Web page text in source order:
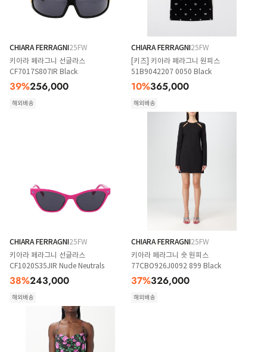
CHIARA FERRAGNI25FW
키아라 페라그니 선글라스
CF7017S807IR Black
39%256,000
해외배송
CHIARA FERRAGNI25FW
[키즈] 키아라 페라그니 원피스
51B9042207 0050 Black
10%365,000
해외배송
CHIARA FERRAGNI25FW
키아라 페라그니 선글라스
CF1020S35JIR Nude Neutrals
38%243,000
해외배송
CHIARA FERRAGNI25FW
키아라 페라그니 숏 원피스
77CBO926J0092 899 Black
37%326,000
해외배송